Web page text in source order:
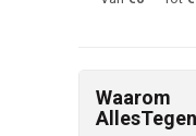
Waarom